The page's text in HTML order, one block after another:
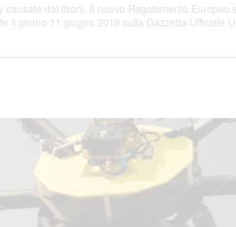
dai droni. Il nuovo Regolamento
il giorno 11 giugno 2019 sulla Gazzetta Ufficiale